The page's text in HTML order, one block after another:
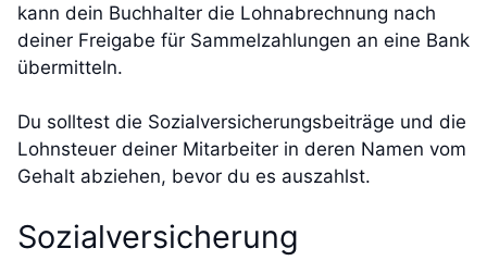
kann dein Buchhalter die Lohnabrechnung nach
deiner Freigabe für Sammelzahlungen an eine Bank
übermitteln.
Du solltest die Sozialversicherungsbeiträge und die
Lohnsteuer deiner Mitarbeiter in deren Namen vom
Gehalt abziehen, bevor du es auszahlst.
Sozialversicherung